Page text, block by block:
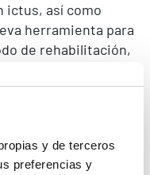
y de terceros
preferencias y
ictus, así como
herramienta para
de rehabilitación,
de investigación,
que
así como lo
que la detección